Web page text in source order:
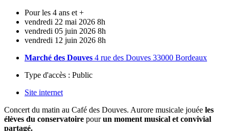
Pour les 4 ans et +
vendredi 22 mai 2026 8h
vendredi 05 juin 2026 8h
vendredi 12 juin 2026 8h
Marché des Douves 4 rue des Douves 33000 Bordeaux
Type d'accès : Public
Site internet
Concert du matin au Café des Douves. Aurore musicale jouée les
élèves du conservatoire pourun moment musical et convivial
partagé.